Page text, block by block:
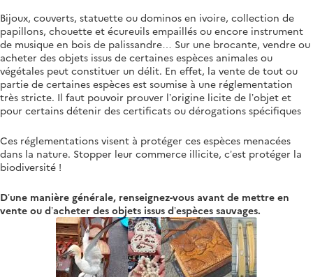
Bijoux, couverts, statuette ou dominos en ivoire, collection de
papillons, chouette et écureuils empaillés ou encore instrument
de musique en bois de palissandre… Sur une brocante, vendre ou
acheter des objets issus de certaines espèces animales ou
végétales peut constituer un délit. En effet, la vente de tout ou
partie de certaines espèces est soumise à une réglementation
très stricte. Il faut pouvoir prouver l’origine licite de l’objet et
pour certains détenir des certificats ou dérogations spécifiques
Ces réglementations visent à protéger ces espèces menacées
dans la nature. Stopper leur commerce illicite, c’est protéger la
biodiversité !
D’une manière générale, renseignez-vous avant de mettre en
vente ou d’acheter des objets issus d’espèces sauvages.